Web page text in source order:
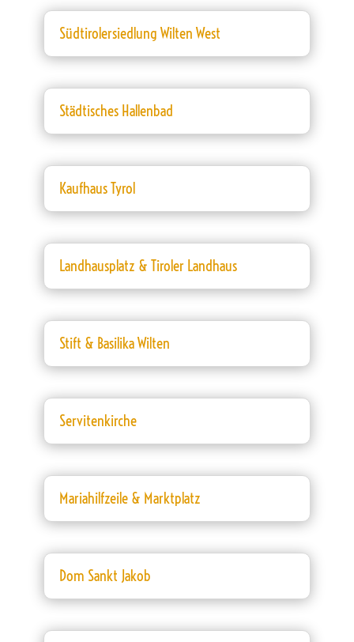
Südtirolersiedlung Wilten West
Städtisches Hallenbad
Kaufhaus Tyrol
Landhausplatz & Tiroler Landhaus
Stift & Basilika Wilten
Servitenkirche
Mariahilfzeile & Marktplatz
Dom Sankt Jakob